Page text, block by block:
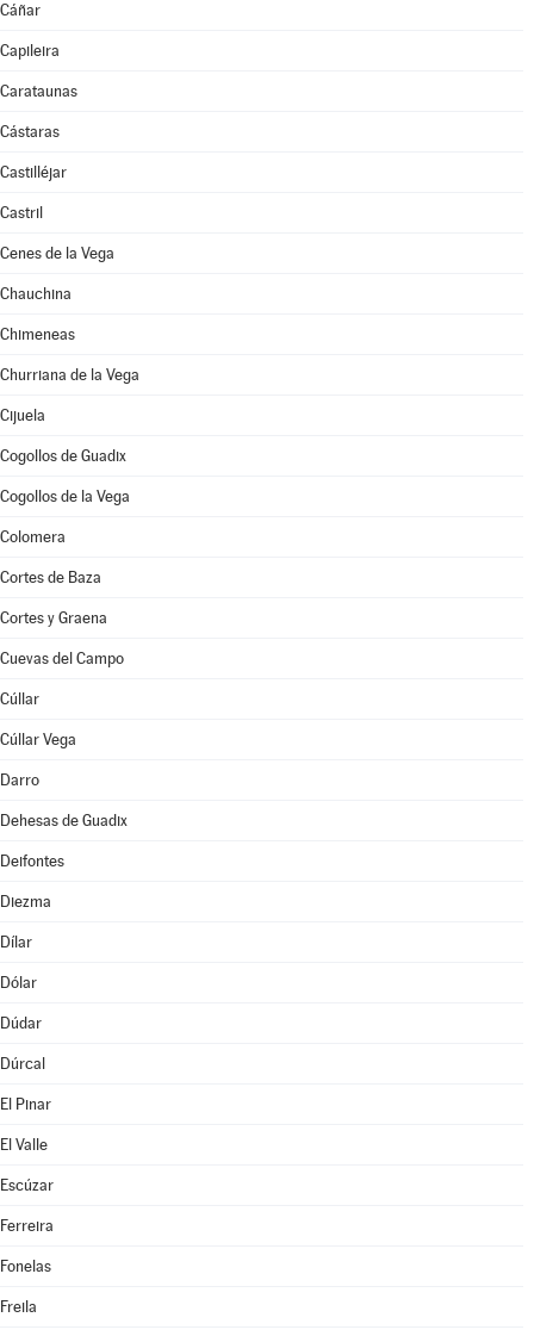
Cáñar
Capileira
Carataunas
Cástaras
Castilléjar
Castril
Cenes de la Vega
Chauchina
Chimeneas
Churriana de la Vega
Cijuela
Cogollos de Guadix
Cogollos de la Vega
Colomera
Cortes de Baza
Cortes y Graena
Cuevas del Campo
Cúllar
Cúllar Vega
Darro
Dehesas de Guadix
Deifontes
Diezma
Dílar
Dólar
Dúdar
Dúrcal
El Pinar
El Valle
Escúzar
Ferreira
Fonelas
Freila